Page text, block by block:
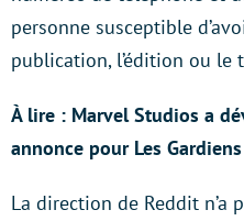
personne susceptible
publication, l’édition ou le
À lire : Marvel Studios a
annonce pour Les
La direction de Reddit n’a